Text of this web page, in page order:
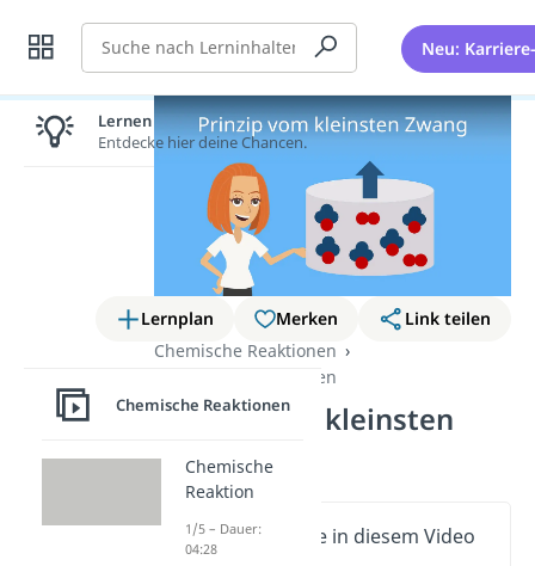
Suche Neu:
Lernplan Merken
Link teilen
Chemische Reaktionen
Chemische Reaktionen
Prinzip vom kleinsten
Zwang
Wichtige Inhalte in diesem Video
Lernen lohnt sich!
Entdecke hier deine Chancen.
Chemische Reaktionen
Chemische
Reaktion
1/5 – Dauer:
04:28